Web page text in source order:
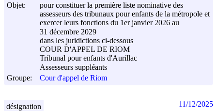
Objet:
pour constituer la première liste nominative des
assesseurs des tribunaux pour enfants de la métropole et
exercer leurs fonctions du 1er janvier 2026 au
31 décembre 2029
dans les juridictions ci-dessous
COUR D'APPEL DE RIOM
Tribunal pour enfants d'Aurillac
Assesseurs suppléants
Groupe:
Cour d'appel de Riom
désignation 11/12/2025